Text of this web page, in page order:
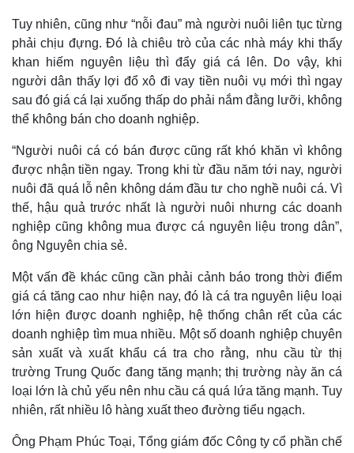
Thế giới
Cuộc sống đó đây
Hồ sơ
Multimedia
Ảnh
E-Magazine
Infographic
Tuy nhiên, cũng như “nỗi đau” mà người nuôi liên tục từng
phải chịu đựng. Đó là chiêu trò của các nhà máy khi thấy
khan hiếm nguyên liệu thì đẩy giá cá lên. Do vậy, khi
người dân thấy lợi đổ xô đi vay tiền nuôi vụ mới thì ngay
sau đó giá cá lại xuống thấp do phải nắm đằng lưỡi, không
thể không bán cho doanh nghiệp.
“Người nuôi cá có bán được cũng rất khó khăn vì không
được nhận tiền ngay. Trong khi từ đầu năm tới nay, người
nuôi đã quá lỗ nên không dám đầu tư cho nghề nuôi cá. Vì
thế, hậu quả trước nhất là người nuôi nhưng các doanh
nghiệp cũng không mua được cá nguyên liệu trong dân”,
ông Nguyên chia sẻ.
Một vấn đề khác cũng cần phải cảnh báo trong thời điểm
giá cá tăng cao như hiện nay, đó là cá tra nguyên liệu loại
lớn hiện được doanh nghiệp, hệ thống chân rết của các
doanh nghiệp tìm mua nhiều. Một số doanh nghiệp chuyên
sản xuất và xuất khẩu cá tra cho rằng, nhu cầu từ thị
trường Trung Quốc đang tăng mạnh; thị trường này ăn cá
loại lớn là chủ yếu nên nhu cầu cá quá lứa tăng mạnh. Tuy
nhiên, rất nhiều lô hàng xuất theo đường tiểu ngạch.
Ông Phạm Phúc Toại, Tổng giám đốc Công ty cổ phần chế